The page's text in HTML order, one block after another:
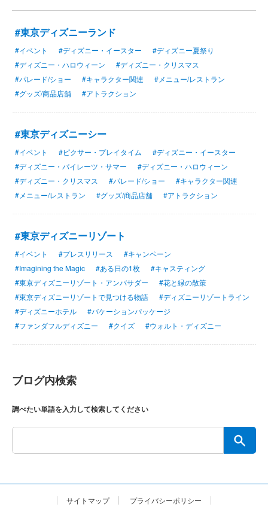
#東京ディズニーランド
#イベント #ディズニー・イースター
#ディズニー夏祭り
#ディズニー・ハロウィーン
#ディズニー・クリスマス
#パレード/ショー
#キャラクター関連
#メニュー/レストラン
#グッズ/商品店舗
#アトラクション
#東京ディズニーシー
#イベント #ピクサー・プレイタイム
#ディズニー・イースター
#ディズニー・パイレーツ・サマー
#ディズニー・ハロウィーン
#ディズニー・クリスマス
#パレード/ショー
#キャラクター関連
#メニュー/レストラン
#グッズ/商品店舗 #アトラクション
#東京ディズニーリゾート
#イベント #プレスリリース
#キャンペーン
#Imagining the Magic
#ある日の1枚
#キャスティング
#東京ディズニーリゾート・アンバサダー
#花と緑の散策
#東京ディズニーリゾートで見つける物語
#ディズニーリゾートライン
#ディズニーホテル
#バケーションパッケージ
#ファンダフルディズニー
#クイズ #ウォルト・ディズニー
ブログ内検索
調べたい単語を入力して検索してください
サイトマップ
プライバシーポリシー